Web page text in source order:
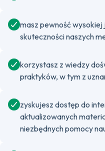
masz pewność
skuteczności naszych
korzystasz z wiedzy
praktyków, w tym z
zyskujesz dostęp do
aktualizowanych
niezbędnych pomocy